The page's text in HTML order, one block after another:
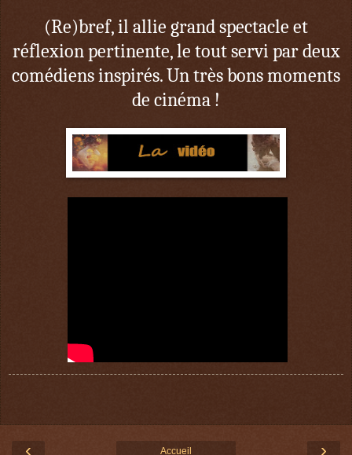
(Re)bref, il allie grand spectacle et
réflexion pertinente, le tout servi par deux
comédiens inspirés. Un très bons moments
de cinéma !
‹ ›
Accueil